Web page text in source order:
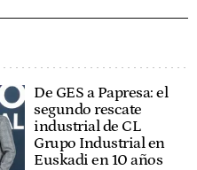
De GES a Papresa: el
segundo rescate
industrial de CL
Grupo Industrial en
Euskadi en 10 años